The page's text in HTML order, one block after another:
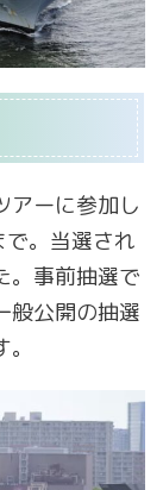
アーに参加し
。当選され
。事前抽選で
般公開の抽選